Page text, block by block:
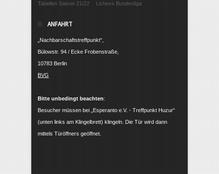
Tabellen Saison 21/22 Lichess Bundesliga
ANFAHRT
„Nachbarschaftstreffpunkt“,
Bülowstr. 94 / Ecke Frobenstraße,
10783 Berlin
BVG
Bitte unbedingt beachten:
Besucher müssen bei „Esperanto e.V. - Treffpunkt Huzur“
(unten links am Klingelbrett) klingeln. Die Tür wird dann
mittels Türöffners geöffnet.